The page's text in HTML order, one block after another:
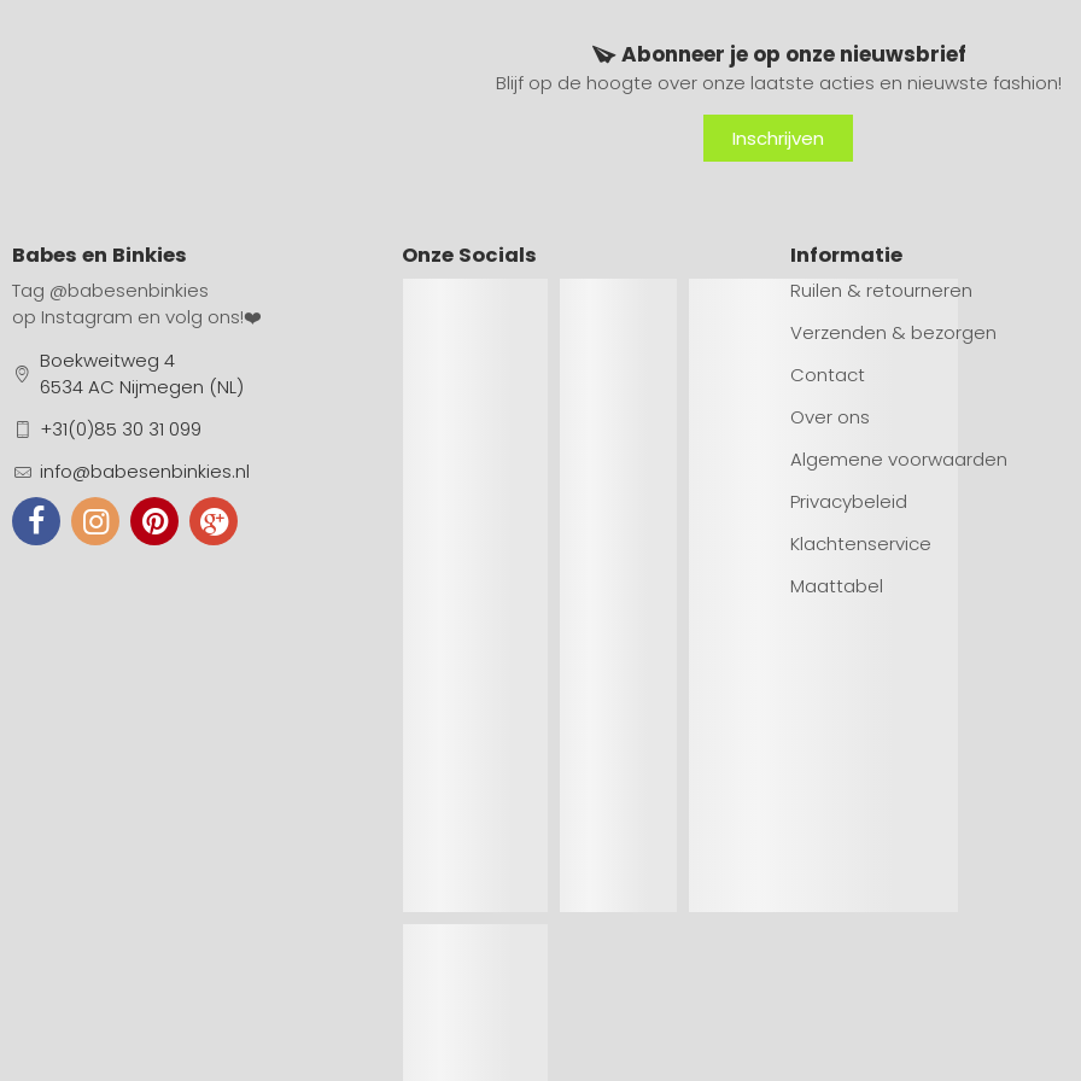
Abonneer je op onze nieuwsbrief
Blijf op de hoogte over onze laatste acties en nieuwste fashion!
Inschrijven
Babes en Binkies
Tag @babesenbinkies
op Instagram en volg ons!❤️
Boekweitweg 4
6534 AC Nijmegen (NL)
+31(0)85 30 31 099
info@babesenbinkies.nl
Onze Socials Informatie
Ruilen & retourneren
Verzenden & bezorgen
Contact
Over ons
Algemene voorwaarden
Privacybeleid
Klachtenservice
Maattabel